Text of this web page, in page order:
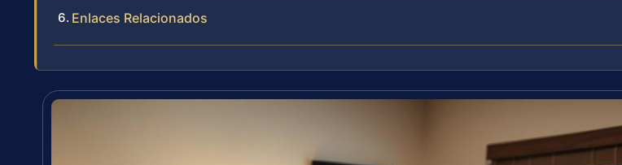
Enlaces Relacionados